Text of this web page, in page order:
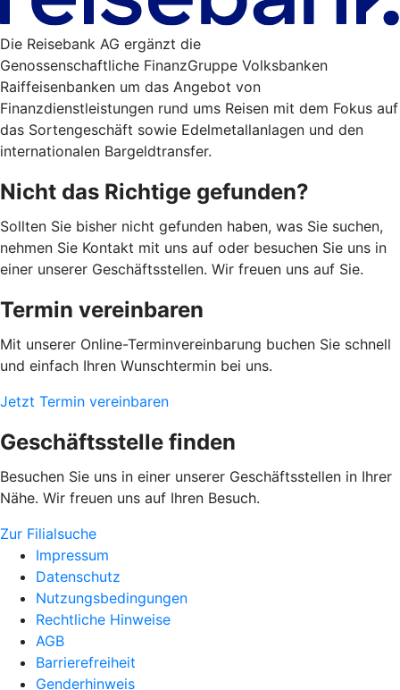
Die Reisebank AG ergänzt die
Genossenschaftliche FinanzGruppe Volksbanken
Raiffeisenbanken um das Angebot von
Finanzdienstleistungen rund ums Reisen mit dem Fokus auf
das Sortengeschäft sowie Edelmetallanlagen und den
internationalen Bargeldtransfer.
Nicht das Richtige gefunden?
Sollten Sie bisher nicht gefunden haben, was Sie suchen,
nehmen Sie Kontakt mit uns auf oder besuchen Sie uns in
einer unserer Geschäftsstellen. Wir freuen uns auf Sie.
Termin vereinbaren
Mit unserer Online-Terminvereinbarung buchen Sie schnell
und einfach Ihren Wunschtermin bei uns.
Jetzt Termin vereinbaren
Geschäftsstelle finden
Besuchen Sie uns in einer unserer Geschäftsstellen in Ihrer
Nähe. Wir freuen uns auf Ihren Besuch.
Zur Filialsuche
Impressum
Datenschutz
Nutzungsbedingungen
Rechtliche Hinweise
AGB
Barrierefreiheit
Genderhinweis